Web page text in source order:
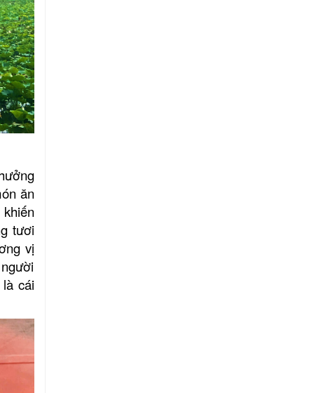
ăn
tươi
vị
cái